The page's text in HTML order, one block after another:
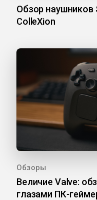
Обзор наушников
ColleXion
Обзоры
Величие Valve:
глазами ПК-